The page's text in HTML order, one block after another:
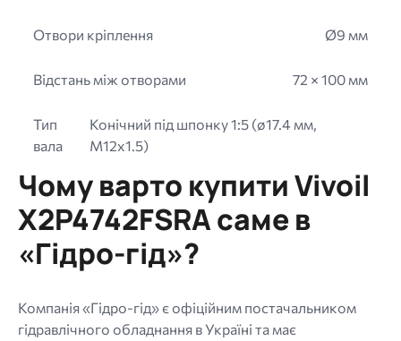
Отвори кріплення Ø9 мм
Відстань між отворами 72 × 100 мм
Тип
вала
Конічний під шпонку 1:5 (ø17.4 мм,
M12x1.5)
Чому варто купити Vivoil
X2P4742FSRA саме в
«Гідро-гід»?
Компанія «Гідро-гід» є офіційним постачальником
гідравлічного обладнання в Україні та має